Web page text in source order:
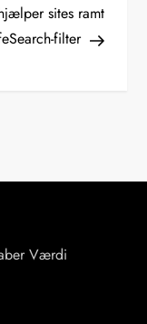
Post
sites ramt
filter
Værdi